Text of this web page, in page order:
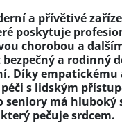
a přívětivé
poskytuje
chorobou a
a rodinný
Díky empatickému
s lidským
seniory má hluboký
pečuje srdcem.